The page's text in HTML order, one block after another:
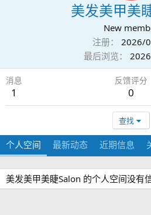
美发美甲美
New
注册
2026/
最后浏览
消息
1
反馈评分
0
查找
个人空间 最新动态 近期信息
美发美甲美睫Salon 的个人空间没有信